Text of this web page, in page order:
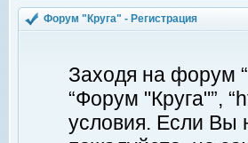
Форум "Круга" - Регистрация
Заходя на форум
“Форум "Круга"”,
условия. Если Вы